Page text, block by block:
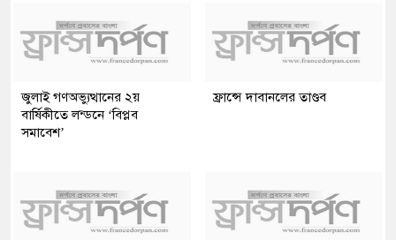
জুলাই গণঅভ্যুত্থানের ২য়
বার্ষিকীতে লন্ডনে ‘বিপ্লব
সমাবেশ’
ফ্রান্সে দাবানলের তাণ্ডব